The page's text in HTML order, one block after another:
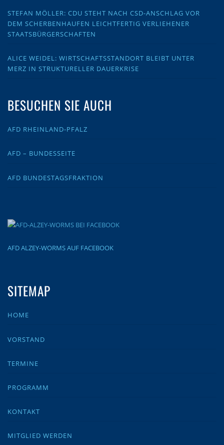
STEFAN MÖLLER: CDU STEHT NACH CSD-ANSCHLAG VOR
DEM SCHERBENHAUFEN LEICHTFERTIG VERLIEHENER
STAATSBÜRGERSCHAFTEN
ALICE WEIDEL: WIRTSCHAFTSSTANDORT BLEIBT UNTER
MERZ IN STRUKTURELLER DAUERKRISE
BESUCHEN SIE AUCH
AFD RHEINLAND-PFALZ
AFD – BUNDESSEITE
AFD BUNDESTAGSFRAKTION
AFD ALZEY-WORMS AUF FACEBOOK
SITEMAP
HOME
VORSTAND
TERMINE
PROGRAMM
KONTAKT
MITGLIED WERDEN